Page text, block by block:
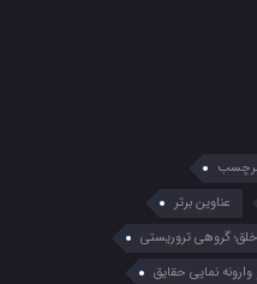
عناوین برتر
گروهی تروریستی
نمایی حقایق